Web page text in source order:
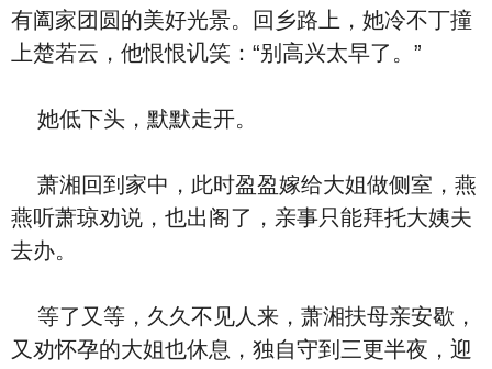
有阖家团圆的美好光景。回乡路上，她冷不丁撞
上楚若云，他恨恨讥笑：“别高兴太早了。”
她低下头，默默走开。
萧湘回到家中，此时盈盈嫁给大姐做侧室，燕
燕听萧琼劝说，也出阁了，亲事只能拜托大姨夫
去办。
等了又等，久久不见人来，萧湘扶母亲安歇，
又劝怀孕的大姐也休息，独自守到三更半夜，迎